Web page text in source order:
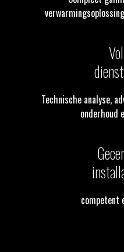
Technische analyse,
onderhoud
competent